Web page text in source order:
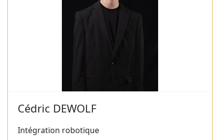
Cédric DEWOLF
Intégration robotique